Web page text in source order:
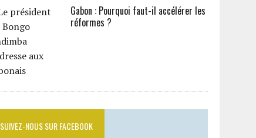
Gabon : Pourquoi faut-il accélérer les
réformes ?
SUIVEZ-NOUS SUR FACEBOOK